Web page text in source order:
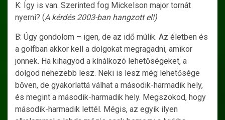
K: Így is van. Szerinted fog Mickelson major tornát
nyerni? (A kérdés 2003-ban hangzott el!)
B: Úgy gondolom – igen, de az idő múlik. Az életben és
a golfban akkor kell a dolgokat megragadni, amikor
jönnek. Ha kihagyod a kínálkozó lehetőségeket, a
dolgod nehezebb lesz. Neki is lesz még lehetősége
bőven, de gyakorlattá válhat a második-harmadik hely,
és megint a második-harmadik hely. Megszokod, hogy
második-harmadik lettél. Mégis, az egyik ilyen